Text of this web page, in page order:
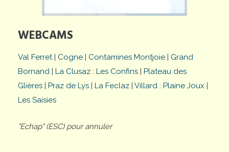
WEBCAMS
Val Ferret| Cogne | Contamines Montjoie | Grand
Bornand | La Clusaz : Les Confins | Plateau des
Glières | Praz de Lys | La Feclaz | Villard : Plaine Joux |
Les Saisies
"Echap" (ESC) pour annuler